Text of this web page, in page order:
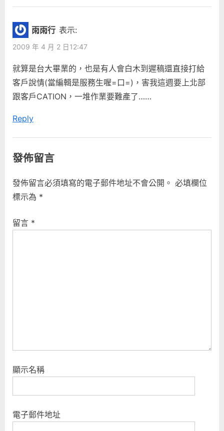
:
雨雨行 表示:
2009 年 4 月 2 日12:47
就算是台大畢業的，也是有人會白木到遲稿還直接打給
客戶說情(當編輯是服務生喔=口=)，害我這週要上北部
跟客戶CATION，一堆作業要難產了……
Reply
發佈留言
發佈留言必須填寫的電子郵件地址不會公開。 必填欄位
標示為 *
留言 *
顯示名稱
電子郵件地址